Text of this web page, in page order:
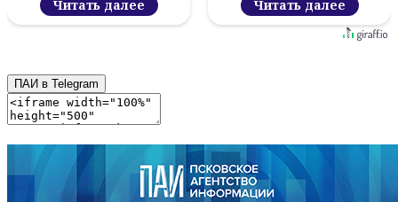
Читать далее Читать далее
ПАИ в Telegram